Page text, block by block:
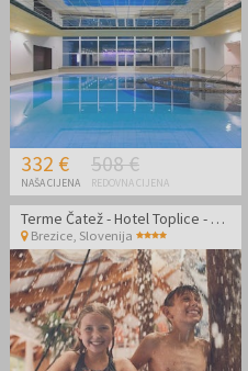
332 €
NAŠA CIJENA
508 €
REDOVNA CIJENA
Terme Čatež - Hotel Toplice - Termalni odmor
Brezice, Slovenija